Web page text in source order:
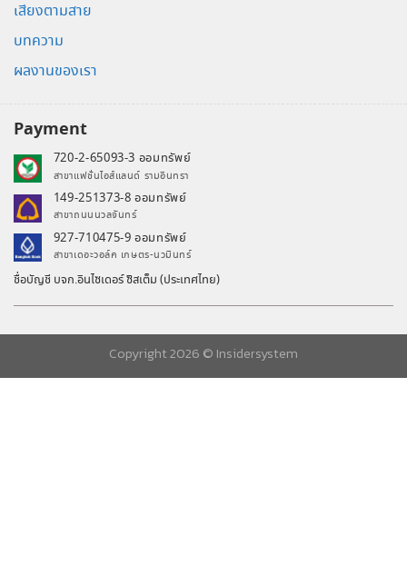
เสียงตามสาย
บทความ
ผลงานของเรา
Payment
720-2-65093-3 ออมทรัพย์
สาขาแฟชั่นไอส์แลนด์ รามอินทรา
149-251373-8 ออมทรัพย์
สาขาถนนนวลจันทร์
927-710475-9 ออมทรัพย์
สาขาเดอะวอล์ค เกษตร-นวมินทร์
ชื่อบัญชี บจก.อินไซเดอร์ ซิสเต็ม (ประเทศไทย)
Copyright 2026 © Insidersystem